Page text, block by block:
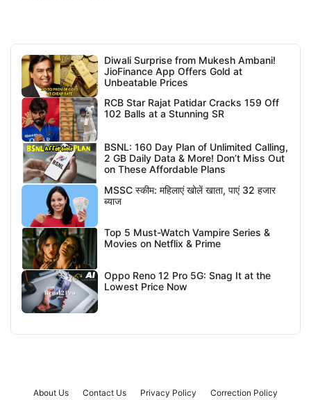
Diwali Surprise from Mukesh Ambani!
JioFinance App Offers Gold at
Unbeatable Prices
RCB Star Rajat Patidar Cracks 159 Off
102 Balls at a Stunning SR
BSNL: 160 Day Plan of Unlimited Calling,
2 GB Daily Data & More! Don’t Miss Out
on These Affordable Plans
MSSC स्कीम: महिलाएं खोलें खाता, पाएं 32 हजार
ब्याज
Top 5 Must-Watch Vampire Series &
Movies on Netflix & Prime
Oppo Reno 12 Pro 5G: Snag It at the
Lowest Price Now
About Us Contact Us Privacy Policy Correction Policy